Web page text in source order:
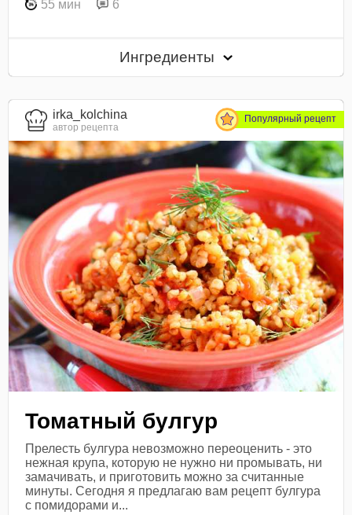
55 мин
6
Ингредиенты
irka_kolchina
автор рецепта
Популярный рецепт
Томатный булгур
Прелесть булгура невозможно переоценить - это
нежная крупа, которую не нужно ни промывать, ни
замачивать, и приготовить можно за считанные
минуты. Сегодня я предлагаю вам рецепт булгура
с помидорами и...